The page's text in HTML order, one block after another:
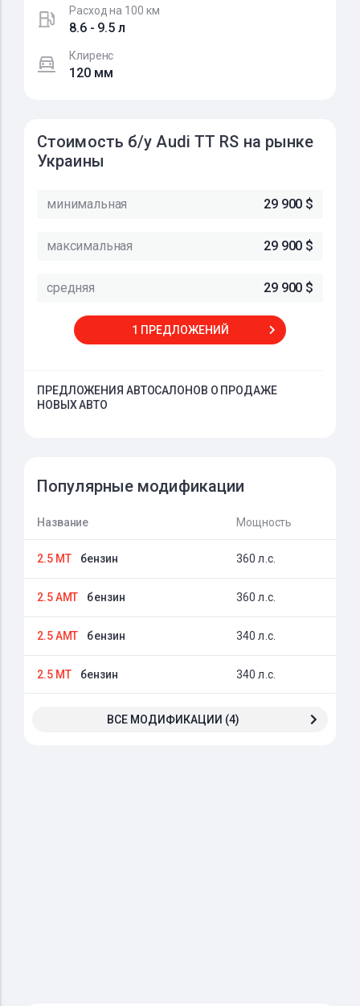
Расход на 100 км
8.6 - 9.5 л
Клиренс
120 мм
Стоимость б/у Audi TT RS на рынке
Украины
минимальная 29 900 $
максимальная 29 900 $
средняя 29 900 $
1 ПРЕДЛОЖЕНИЙ
ПРЕДЛОЖЕНИЯ АВТОСАЛОНОВ О ПРОДАЖЕ
НОВЫХ АВТО
Популярные модификации
Название Мощность
2.5 MT бензин 360 л.с.
2.5 AMT бензин 360 л.с.
2.5 AMT бензин 340 л.с.
2.5 MT бензин 340 л.с.
ВСЕ МОДИФИКАЦИИ (4)